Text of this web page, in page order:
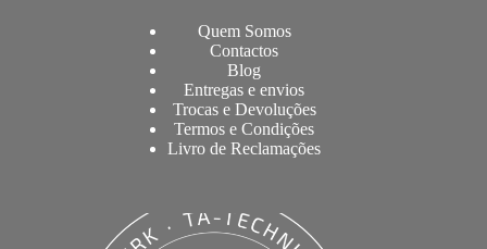
Quem Somos
Contactos
Blog
Entregas e envios
Trocas e Devoluções
Termos e Condições
Livro de Reclamações